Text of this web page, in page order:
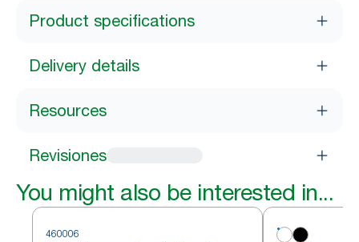
Product specifications
Delivery details
Resources
Revisiones
You might also be interested in...
460006